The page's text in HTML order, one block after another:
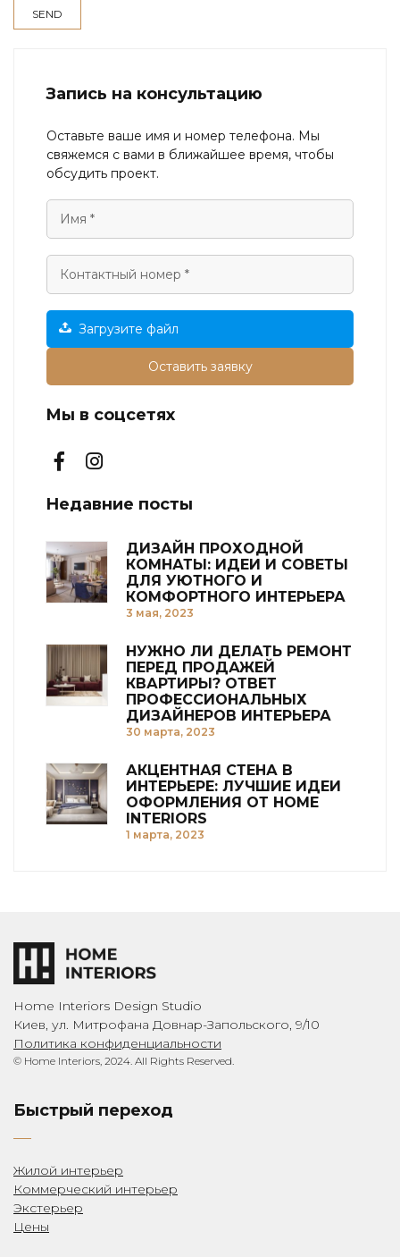
Запись на консультацию
Оставьте ваше имя и номер телефона. Мы
свяжемся с вами в ближайшее время, чтобы
обсудить проект.
Загрузите файл
Оставить заявку
Мы в соцсетях
Недавние посты
ДИЗАЙН ПРОХОДНОЙ
КОМНАТЫ: ИДЕИ И СОВЕТЫ
ДЛЯ УЮТНОГО И
КОМФОРТНОГО ИНТЕРЬЕРА
3 мая, 2023
НУЖНО ЛИ ДЕЛАТЬ РЕМОНТ
ПЕРЕД ПРОДАЖЕЙ
КВАРТИРЫ? ОТВЕТ
ПРОФЕССИОНАЛЬНЫХ
ДИЗАЙНЕРОВ ИНТЕРЬЕРА
30 марта, 2023
АКЦЕНТНАЯ СТЕНА В
ИНТЕРЬЕРЕ: ЛУЧШИЕ ИДЕИ
ОФОРМЛЕНИЯ ОТ HOME
INTERIORS
1 марта, 2023
Home Interiors Design Studio
Киев, ул. Митрофана Довнар-Запольского, 9/10
Политика конфиденциальности
© Home Interiors, 2024. All Rights Reserved.
Быстрый переход
Жилой интерьер
Коммерческий интерьер
Экстерьер
Цены